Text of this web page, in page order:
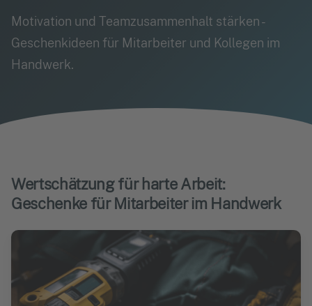
Motivation und Teamzusammenhalt stärken -
Geschenkideen für Mitarbeiter und Kollegen im
Handwerk.
Wertschätzung für harte Arbeit:
Geschenke für Mitarbeiter im Handwerk